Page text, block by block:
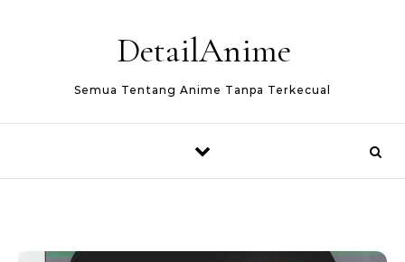
DetailAnime
Semua Tentang Anime Tanpa Terkecual